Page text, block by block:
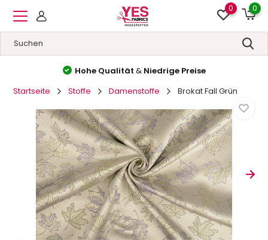
0 0
Hohe Qualität & Niedrige Preise
Startseite
Stoffe Damenstoffe Brokat Fall Grün